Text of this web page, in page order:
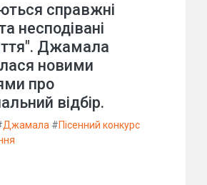
справжні
несподівані
Джамала
новими
про
відбір.
Джамала #Пісенний конкурс